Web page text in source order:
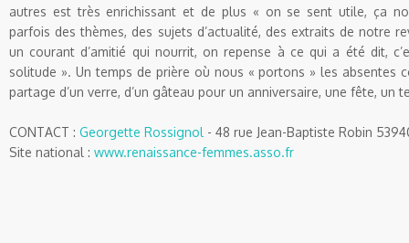
autres est très enrichissant et de plus « on se sent utile, ça
parfois des thèmes, des sujets d’actualité, des extraits de notre
un courant d’amitié qui nourrit, on repense à ce qui a été dit,
solitude ». Un temps de prière où nous « portons » les absentes
partage d’un verre, d’un gâteau pour un anniversaire, une fête, un
CONTACT : Georgette Rossignol - 48 rue Jean-Baptiste Robin
Site national : www.renaissance-femmes.asso.fr